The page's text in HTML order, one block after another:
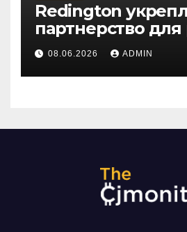
Redington
партнерство для
цифрового
Центральной
GITEX Kazakhstan
08.06.2026 ADMIN